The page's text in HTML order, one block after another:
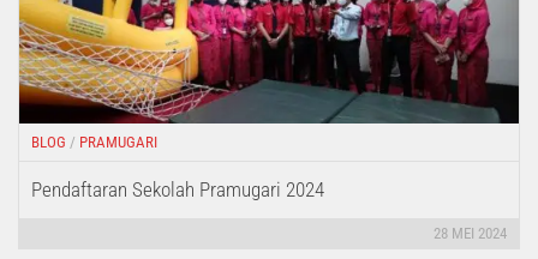
BLOG / PRAMUGARI
Pendaftaran Sekolah Pramugari 2024
28 MEI 2024